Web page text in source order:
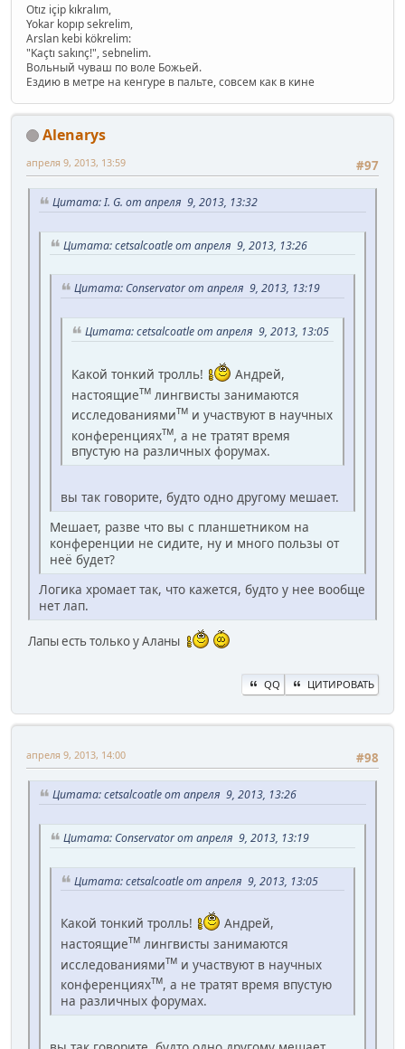
Otız içip kıkralım,
Yokar kopıp sekrelim,
Arslan kebi kökrelim:
"Kaçtı sakınç!", sebnelim.
Вольный чуваш по воле Божьей.
Ездию в метре на кенгуре в пальте, совсем как в кине
Alenarys
#97
апреля 9, 2013, 13:59
Цитата: I. G. от апреля 9, 2013, 13:32
Цитата: cetsalcoatle от апреля 9, 2013, 13:26
Цитата: Conservator от апреля 9, 2013, 13:19
Цитата: cetsalcoatle от апреля 9, 2013, 13:05
Какой тонкий тролль!
Андрей,
настоящиетм лингвисты занимаются
исследованиямитм и участвуют в научных
конференцияхтм, а не тратят время
впустую на различных форумах.
вы так говорите, будто одно другому мешает.
Мешает, разве что вы с планшетником на
конференции не сидите, ну и много пользы от
неё будет?
Логика хромает так, что кажется, будто у нее вообще
нет лап.
Лапы есть только у Аланы
QQ ЦИТИРОВАТЬ
#98
апреля 9, 2013, 14:00
Цитата: cetsalcoatle от апреля 9, 2013, 13:26
Цитата: Conservator от апреля 9, 2013, 13:19
Цитата: cetsalcoatle от апреля 9, 2013, 13:05
Какой тонкий тролль!
Андрей,
настоящиетм лингвисты занимаются
исследованиямитм и участвуют в научных
конференцияхтм, а не тратят время впустую
на различных форумах.